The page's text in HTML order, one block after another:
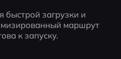
быстрой загрузки и
маршрут
к запуску.